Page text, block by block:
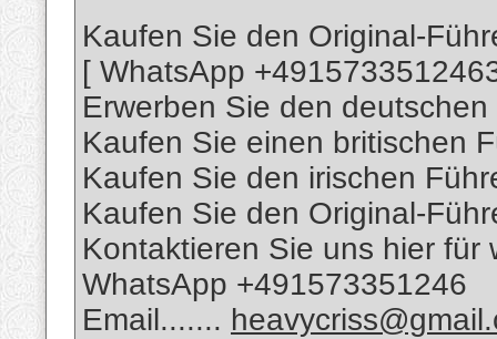
Kaufen Sie den Original-
[ WhatsApp
Erwerben Sie den
Kaufen Sie einen britischen
Kaufen Sie den irischen
Kaufen Sie den Original-
Kontaktieren Sie uns hier für
WhatsApp +491573351246
Email.......